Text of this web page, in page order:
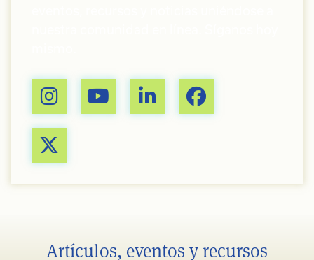
Artículos, eventos y recursos